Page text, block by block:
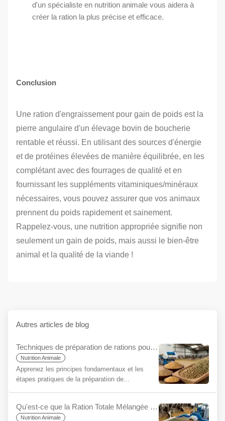
d'un spécialiste en nutrition animale vous aidera à
créer la ration la plus précise et efficace.
Conclusion
Une ration d'engraissement pour gain de poids est la
pierre angulaire d'un élevage bovin de boucherie
rentable et réussi. En utilisant des sources d'énergie
et de protéines élevées de manière équilibrée, en les
complétant avec des fourrages de qualité et en
fournissant les suppléments vitaminiques/minéraux
nécessaires, vous pouvez assurer que vos animaux
prennent du poids rapidement et sainement.
Rappelez-vous, une nutrition appropriée signifie non
seulement un gain de poids, mais aussi le bien-être
animal et la qualité de la viande !
Autres articles de blog
Techniques de préparation de rations pour débutants
Nutrition Animale
Apprenez les principes fondamentaux et les
étapes pratiques de la préparation de...
Qu'est-ce que la Ration Totale Mélangée (RTM) pour les Débutants ?
Nutrition Animale